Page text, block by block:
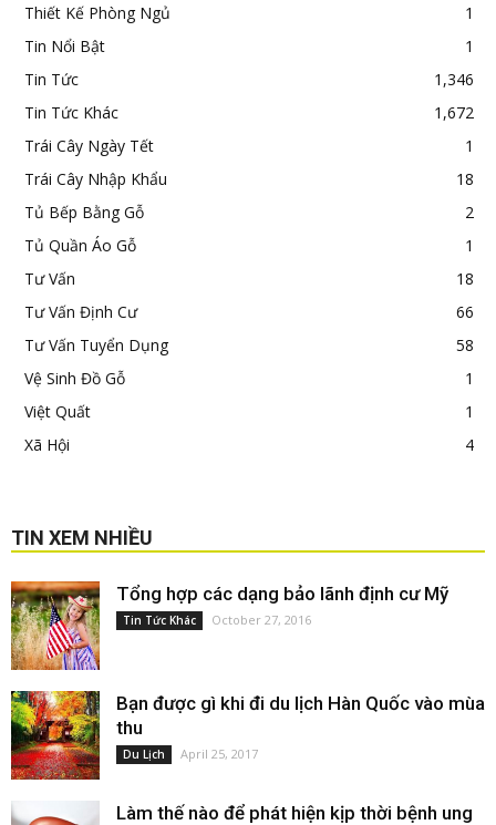
Thiết Kế Phòng Ngủ
1
Tin Nổi Bật
1
Tin Tức
1,346
Tin Tức Khác
1,672
Trái Cây Ngày Tết
1
Trái Cây Nhập Khẩu
18
Tủ Bếp Bằng Gỗ
2
Tủ Quần Áo Gỗ
1
Tư Vấn
18
Tư Vấn Định Cư
66
Tư Vấn Tuyển Dụng
58
Vệ Sinh Đồ Gỗ
1
Việt Quất
1
Xã Hội
4
TIN XEM NHIỀU
Tổng hợp các dạng bảo lãnh định cư Mỹ
Tin Tức Khác October 27, 2016
Bạn được gì khi đi du lịch Hàn Quốc vào mùa
thu
Du Lịch April 25, 2017
Làm thế nào để phát hiện kịp thời bệnh ung